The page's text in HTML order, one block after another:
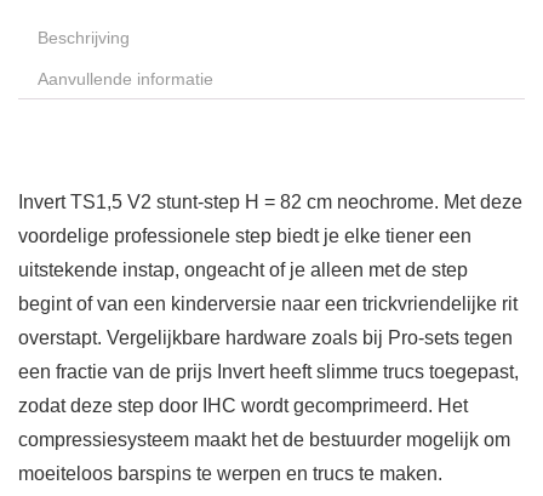
Beschrijving
Aanvullende informatie
Invert TS1,5 V2 stunt-step H = 82 cm neochrome. Met deze
voordelige professionele step biedt je elke tiener een
uitstekende instap, ongeacht of je alleen met de step
begint of van een kinderversie naar een trickvriendelijke rit
overstapt. Vergelijkbare hardware zoals bij Pro-sets tegen
een fractie van de prijs Invert heeft slimme trucs toegepast,
zodat deze step door IHC wordt gecomprimeerd. Het
compressiesysteem maakt het de bestuurder mogelijk om
moeiteloos barspins te werpen en trucs te maken.